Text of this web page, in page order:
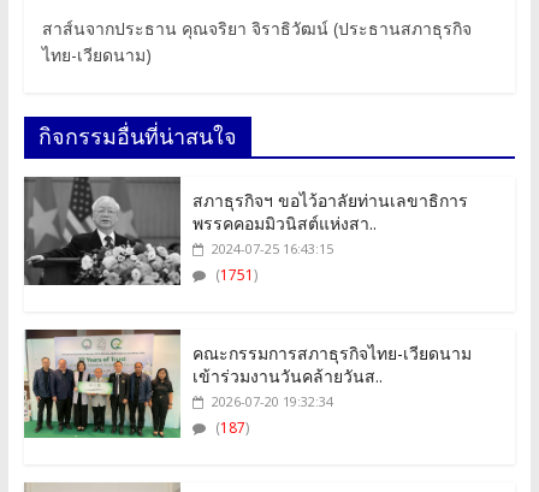
สาส์นจากประธาน คุณจริยา จิราธิวัฒน์ (ประธานสภาธุรกิจ
ไทย-เวียดนาม)
กิจกรรมอื่นที่น่าสนใจ
สภาธุรกิจฯ ขอไว้อาลัยท่านเลขาธิการ
พรรคคอมมิวนิสต์แห่งสา..
2024-07-25 16:43:15
(1751)
คณะกรรมการสภาธุรกิจไทย-เวียดนาม
เข้าร่วมงานวันคล้ายวันส..
2026-07-20 19:32:34
(187)